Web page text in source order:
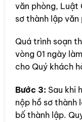
văn phòng, Luật
sơ thành lập
Quá trình soạn
vòng 01 ngày
cho Quý khách
Bước 3: Sau khi
nộp hồ sơ thành
bố thành lập.